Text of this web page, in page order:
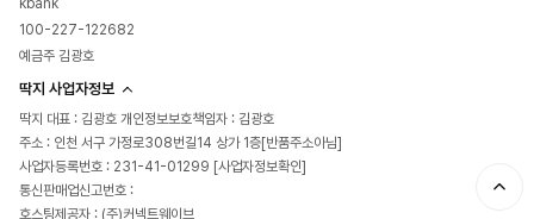
딱지 사업자정보
딱지 대표 : 김광호 개인정보보호책임자 : 김광호
주소 : 인천 서구 가정로308번길14 상가 1층[반품주소아님]
사업자등록번호 : 231-41-01299 [사업자정보확인]
통신판매업신고번호 :
호스팅제공자 : (주)커넥트웨이브
kbank
100-227-122682
예금주 김광호